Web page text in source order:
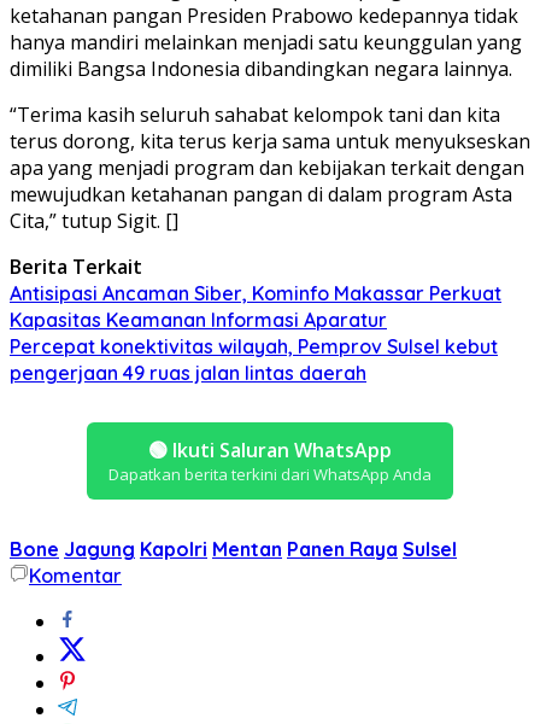
ketahanan pangan Presiden Prabowo kedepannya tidak
hanya mandiri melainkan menjadi satu keunggulan yang
dimiliki Bangsa Indonesia dibandingkan negara lainnya.
“Terima kasih seluruh sahabat kelompok tani dan kita
terus dorong, kita terus kerja sama untuk menyukseskan
apa yang menjadi program dan kebijakan terkait dengan
mewujudkan ketahanan pangan di dalam program Asta
Cita,” tutup Sigit. []
Berita Terkait
Antisipasi Ancaman Siber, Kominfo Makassar Perkuat
Kapasitas Keamanan Informasi Aparatur
Percepat konektivitas wilayah, Pemprov Sulsel kebut
pengerjaan 49 ruas jalan lintas daerah
🟢 Ikuti Saluran WhatsApp
Dapatkan berita terkini dari WhatsApp Anda
Bone Jagung Kapolri Mentan Panen Raya Sulsel
Komentar